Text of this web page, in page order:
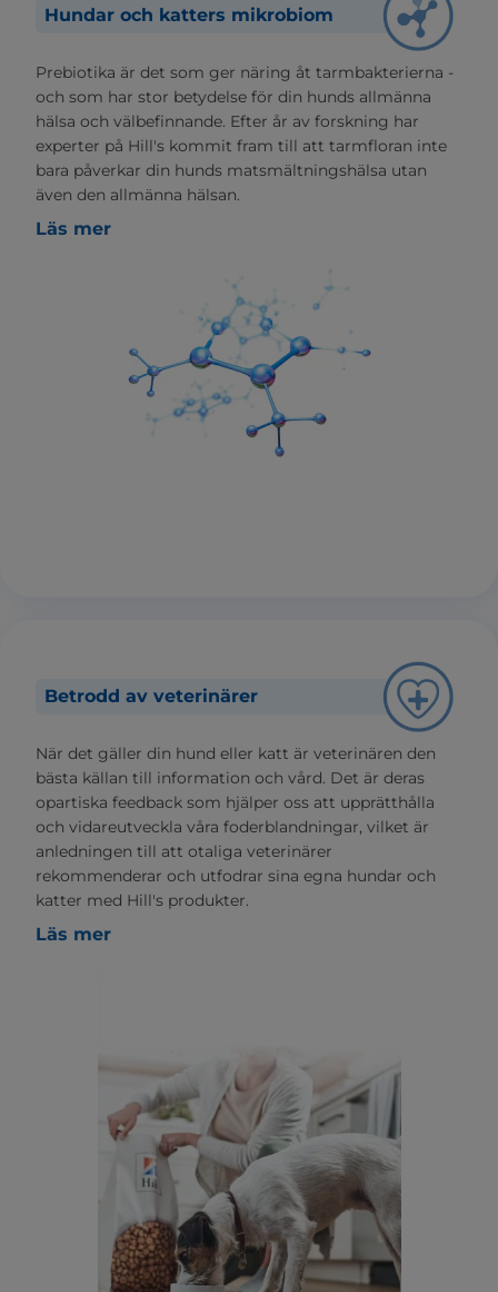
Hundar och katters mikrobiom
Prebiotika är det som ger näring åt tarmbakterierna -
och som har stor betydelse för din hunds allmänna
hälsa och välbefinnande. Efter år av forskning har
experter på Hill's kommit fram till att tarmfloran inte
bara påverkar din hunds matsmältningshälsa utan
även den allmänna hälsan.
Läs mer
Betrodd av veterinärer
När det gäller din hund eller katt är veterinären den
bästa källan till information och vård. Det är deras
opartiska feedback som hjälper oss att upprätthålla
och vidareutveckla våra foderblandningar, vilket är
anledningen till att otaliga veterinärer
rekommenderar och utfodrar sina egna hundar och
katter med Hill's produkter.
Läs mer